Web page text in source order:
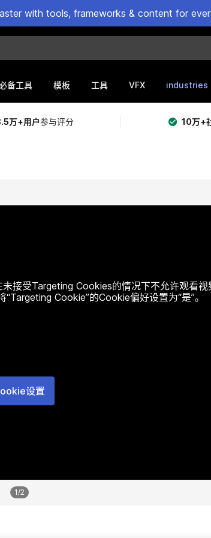
with tools, frameworks & content for
备工具 模板 工具 VFX industries
万+用户参与评分 10万+
接受Targeting Cookies的情况下不允许观看视
Cookie”的Cookie偏好设置为“是”。
设置
1/2